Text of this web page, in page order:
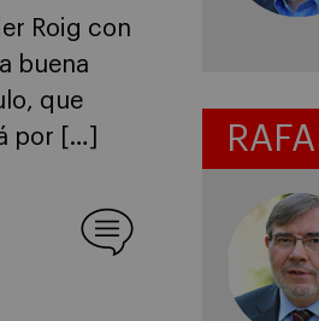
Roig con
buena
que
por […]